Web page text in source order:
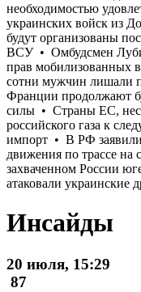
Инсайды
20 июля, 15:29
87